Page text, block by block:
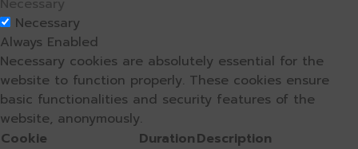
Necessary
Necessary
Always Enabled
Necessary cookies are absolutely essential for the
website to function properly. These cookies ensure
basic functionalities and security features of the
website, anonymously.
Cookie
DurationDescription